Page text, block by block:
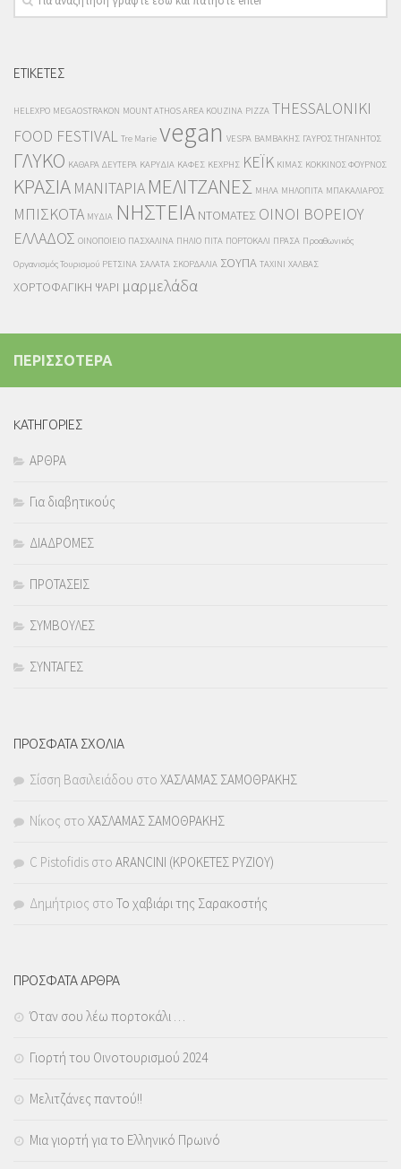
ΕΤΙΚΕΤΕΣ
HELEXPO MEGAOSTRAKON MOUNT ATHOS AREA KOUZINA PIZZA THESSALONIKI
FOOD FESTIVAL
Tre Marie vegan VESPA ΒΑΜΒΑΚΗΣ ΓΑΥΡΟΣ ΤΗΓΑΝΗΤΟΣ
ΓΛΥΚΟ ΚΑΘΑΡΑ ΔΕΥΤΕΡΑ ΚΑΡΥΔΙΑ ΚΑΦΕΣ ΚΕΧΡΗΣ ΚΕΪΚ ΚΙΜΑΣ ΚΟΚΚΙΝΟΣ ΦΟΥΡΝΟΣ
ΚΡΑΣΙΑ ΜΑΝΙΤΑΡΙΑ ΜΕΛΙΤΖΑΝΕΣ ΜΗΛΑ ΜΗΛΟΠΙΤΑ ΜΠΑΚΑΛΙΑΡΟΣ
ΜΠΙΣΚΟΤΑ ΜΥΔΙΑ ΝΗΣΤΕΙΑ ΝΤΟΜΑΤΕΣ ΟΙΝΟΙ ΒΟΡΕΙΟΥ
ΕΛΛΑΔΟΣ ΟΙΝΟΠΟΙΕΙΟ ΠΑΣΧΑΛΙΝΑ ΠΗΛΙΟ ΠΙΤΑ ΠΟΡΤΟΚΑΛΙ ΠΡΑΣΑ Προαθωνικός
Οργανισμός Τουρισμού ΡΕΤΣΙΝΑ ΣΑΛΑΤΑ ΣΚΟΡΔΑΛΙΑ ΣΟΥΠΑ ΤΑΧΙΝΙ ΧΑΛΒΑΣ
ΧΟΡΤΟΦΑΓΙΚΗ ΨΑΡΙ μαρμελάδα
ΠΕΡΙΣΣΟΤΕΡΑ
KΑΤΗΓΟΡΙΕΣ
ΑΡΘΡΑ
Για διαβητικούς
ΔΙΑΔΡΟΜΕΣ
ΠΡΟΤΑΣΕΙΣ
ΣΥΜΒΟΥΛΕΣ
ΣΥΝΤΑΓΕΣ
ΠΡΟΣΦΑΤΑ ΣΧΟΛΙΑ
Σίσση Βασιλειάδου στο ΧΑΣΛΑΜΑΣ ΣΑΜΟΘΡΑΚΗΣ
Νίκος στο ΧΑΣΛΑΜΑΣ ΣΑΜΟΘΡΑΚΗΣ
C Pistofidis στο ARANCINI (ΚΡΟΚΕΤΕΣ ΡΥΖΙΟΥ)
Δημήτριος στο Το χαβιάρι της Σαρακοστής
ΠΡΟΣΦΑΤΑ ΑΡΘΡΑ
Όταν σου λέω πορτοκάλι …
Γιορτή του Οινοτουρισμού 2024
Μελιτζάνες παντού!!
Μια γιορτή για το Ελληνικό Πρωινό